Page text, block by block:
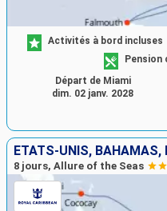
Activités à bord incluses
Pension
Départ de Miami
dim. 02 janv. 2028
ÉTATS-UNIS, BAHAMAS,
8 jours, Allure of the Seas